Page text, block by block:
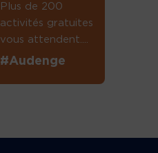
Plus de 200
activités gratuites
vous attendent....
#Audenge